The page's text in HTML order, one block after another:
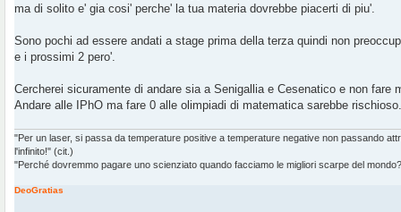
a
i
o
ma di solito e' gia cosi' perche' la tua materia dovrebbe piacerti di piu'.
Sono pochi ad essere andati a stage prima della terza quindi non
e i prossimi 2 pero'.
Cercherei sicuramente di andare sia a Senigallia e Cesenatico e non fare
Andare alle IPhO ma fare 0 alle olimpiadi di matematica sarebbe rischioso.
"Per un laser, si passa da temperature positive a temperature negative non passando
l'infinito!" (cit.)
"Perché dovremmo pagare uno scienziato quando facciamo le migliori scarpe del
DeoGratias